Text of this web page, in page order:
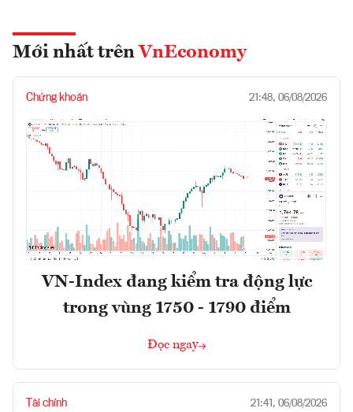
Mới nhất trên VnEconomy
Chứng khoán 21:48, 06/08/2026
VN-Index đang kiểm tra động lực
trong vùng 1750 - 1790 điểm
Đọc ngay
Tài chính 21:41, 06/08/2026